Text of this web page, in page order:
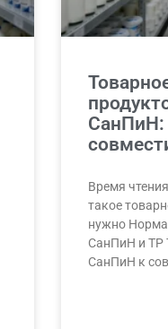
СанПиН:
Время
такое
нужно
СанПиН и ТР
СанПиН к